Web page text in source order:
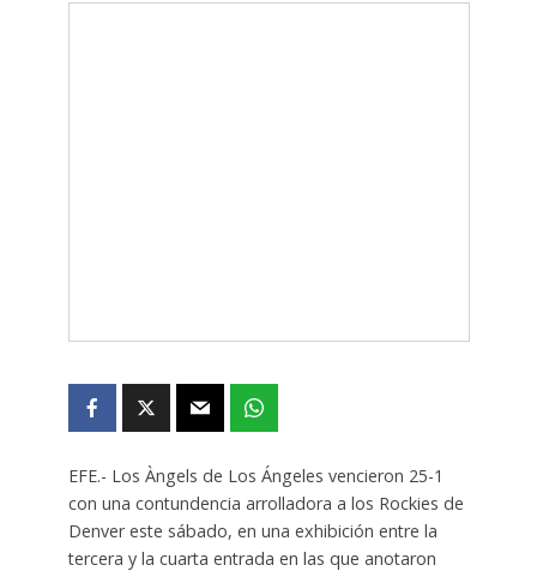
EFE.- Los Àngels de Los Ángeles vencieron 25-1
con una contundencia arrolladora a los Rockies de
Denver este sábado, en una exhibición entre la
tercera y la cuarta entrada en las que anotaron